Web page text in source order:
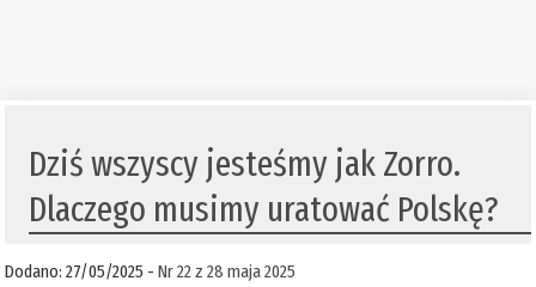
Dziś wszyscy jesteśmy jak Zorro.
Dlaczego musimy uratować Polskę?
Dodano: 27/05/2025 -Nr 22 z 28 maja 2025